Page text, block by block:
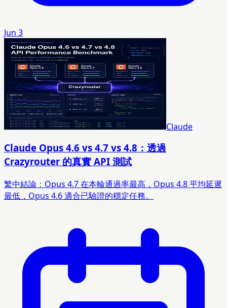
Jun 3
Claude
Claude Opus 4.6 vs 4.7 vs 4.8：透過
Crazyrouter 的真實 API 測試
繁中結論：Opus 4.7 在本輪通過率最高，Opus 4.8 平均延遲
最低，Opus 4.6 適合已驗證的穩定任務。